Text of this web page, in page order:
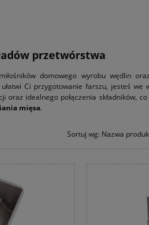
przetwórstwa
domowego wyrobu wędlin
Ci przygotowanie farszu, jesteś we
idealnego połączenia składników,
mięsa.
Sortuj wg: Nazwa